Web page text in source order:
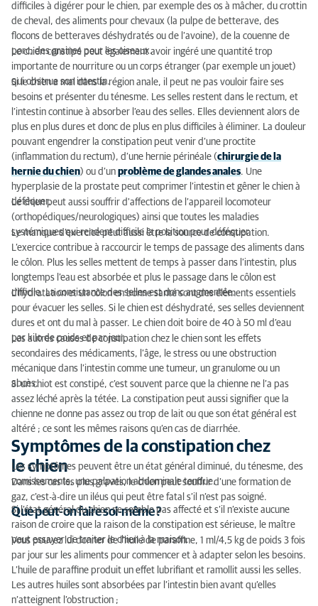
Symptômes de la constipation chez le chien
Traitement chez le vétérinaire
difficiles à digérer pour le chien, par exemple des os à mâcher, du crottin
de cheval, des aliments pour chevaux (la pulpe de betterave, des
flocons de betteraves déshydratés ou de l’avoine), de la couenne de
porc, des graines pour les oiseaux.
Le chien constipé peut également avoir ingéré une quantité trop
importante de nourriture ou un corps étranger (par exemple un jouet)
qui obstrue son intestin.
Si le chien a mal dans la région anale, il peut ne pas vouloir faire ses
besoins et présenter du ténesme. Les selles restent dans le rectum, et
l’intestin continue à absorber l’eau des selles. Elles deviennent alors de
plus en plus dures et donc de plus en plus difficiles à éliminer. La douleur
pouvant engendrer la constipation peut venir d’une proctite
(inflammation du rectum), d’une hernie périnéale (chirurgie de la
hernie du chien) ou d’un problème de glandes anales. Une
hyperplasie de la prostate peut comprimer l’intestin et gêner le chien à
déféquer.
Le chien peut aussi souffrir d'affections de l’appareil locomoteur
(orthopédiques/neurologiques) ainsi que toutes les maladies
systémiques qui rendent difficile la position pour déféquer.
Le manque d’exercice peut aussi être la source de constipation.
L’exercice contribue à raccourcir le temps de passage des aliments dans
le côlon. Plus les selles mettent de temps à passer dans l’intestin, plus
longtemps l’eau est absorbée et plus le passage dans le côlon est
difficile. La consistance des selles est donc augmentée.
L’hydratation et un côlon en bonne santé sont des éléments essentiels
pour évacuer les selles. Si le chien est déshydraté, ses selles deviennent
dures et ont du mal à passer. Le chien doit boire de 40 à 50 ml d’eau
par kilo de poids et par jour.
Les autres causes de constipation chez le chien sont les effets
secondaires des médicaments, l’âge, le stress ou une obstruction
mécanique dans l’intestin comme une tumeur, un granulome ou un
abcès.
Si un chiot est constipé, c’est souvent parce que la chienne ne l’a pas
assez léché après la tétée. La constipation peut aussi signifier que la
chienne ne donne pas assez ou trop de lait ou que son état général est
altéré ; ce sont les mêmes raisons qu’en cas de diarrhée.
Symptômes de la constipation chez
le chien
Les symptômes peuvent être un état général diminué, du ténesme, des
vomissements, une palpation abdominale tendue.
Dans les cas les plus graves, le chien peut souffrir d’une formation de
gaz, c’est-à-dire un iléus qui peut être fatal s’il n’est pas soigné.
Que peut-on faire soi-même ?
Si l’état général du chien ne semble pas affecté et s’il n’existe aucune
raison de croire que la raison de la constipation est sérieuse, le maître
peut essayer de traiter le chien à la maison.
Vous pouvez lui donner de l’huile de paraffine, 1 ml/4,5 kg de poids 3 fois
par jour sur les aliments pour commencer et à adapter selon les besoins.
L’huile de paraffine produit un effet lubrifiant et ramollit aussi les selles.
Les autres huiles sont absorbées par l’intestin bien avant qu’elles
n’atteignent l’obstruction ;